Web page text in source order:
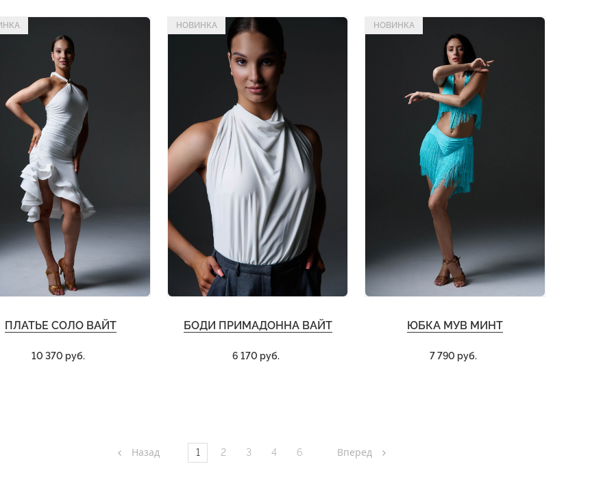
ПЛАТЬЕ СОЛО ВАЙТ
10 370 руб.
НОВИНКА
БОДИ ПРИМАДОННА ВАЙТ
6 170 руб.
НОВИНКА
ЮБКА МУВ МИНТ
7 790 руб.
Назад 1 2 3 4 6 Вперед